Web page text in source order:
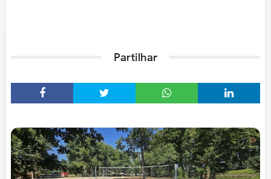
Partilhar